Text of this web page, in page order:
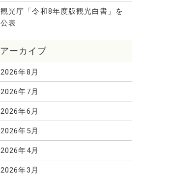
観光庁「令和8年度版観光白書」を
公表
2026年8月
2026年7月
2026年6月
2026年5月
2026年4月
2026年3月